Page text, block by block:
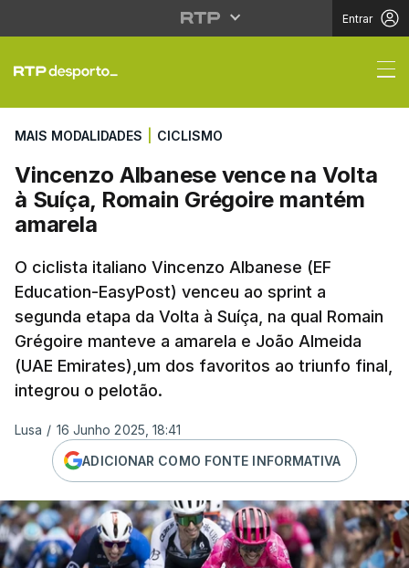
Entrar
Vincenzo Albanese
MAIS MODALIDADES CICLISMO
Vincenzo Albanese vence na Volta
à Suíça, Romain Grégoire mantém
amarela
O ciclista italiano Vincenzo Albanese (EF
Education-EasyPost) venceu ao sprint a
segunda etapa da Volta à Suíça, na qual Romain
Grégoire manteve a amarela e João Almeida
(UAE Emirates),um dos favoritos ao triunfo final,
integrou o pelotão.
Lusa / 16 Junho 2025, 18:41
ADICIONAR COMO FONTE INFORMATIVA